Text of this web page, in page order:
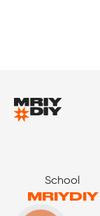
School
MRIYDIY